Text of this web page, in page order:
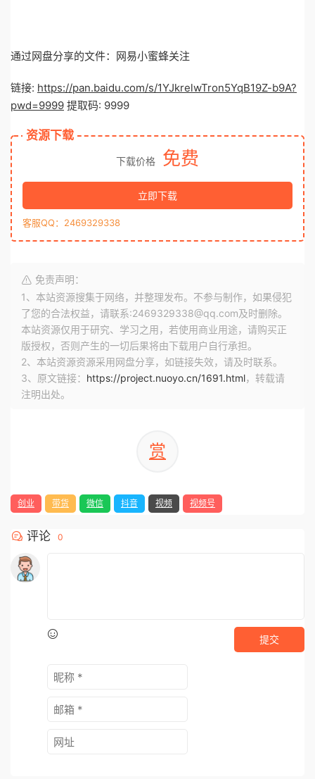
通过网盘分享的文件：网易小蜜蜂关注
链接: https://pan.baidu.com/s/1YJkrelwTron5YqB19Z-b9A?
pwd=9999 提取码: 9999
资源下载
下载价格 免费
立即下载
客服QQ：2469329338
免责声明：
1、本站资源搜集于网络，并整理发布。不参与制作，如果侵犯
了您的合法权益，请联系:2469329338@qq.com及时删除。
本站资源仅用于研究、学习之用，若使用商业用途，请购买正
版授权，否则产生的一切后果将由下载用户自行承担。
2、本站资源资源采用网盘分享，如链接失效，请及时联系。
3、原文链接： https://project.nuoyo.cn/1691.html，转载请
注明出处。
赏
创业 带货 微信 抖音 视频 视频号
评论 0
提交